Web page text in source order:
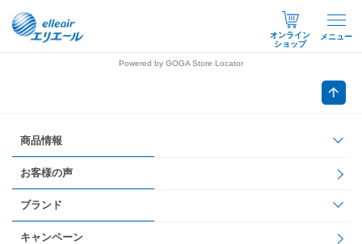
オンライン
ショップ
メニュー
Powered by GOGA Store Locator
商品情報
お客様の声
ブランド
キャンペーン